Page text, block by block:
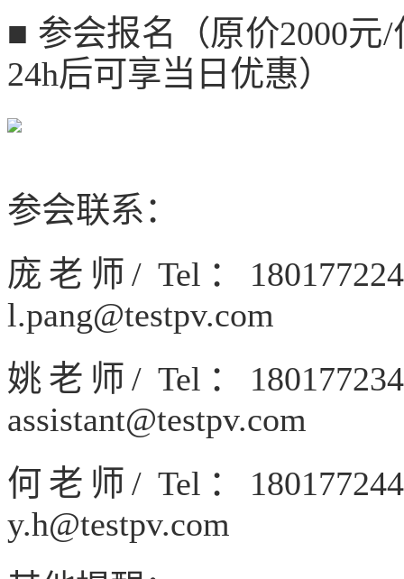
■ 参会报名（原价2000元
24h后可享当日优惠）
参会联系：
庞老师/ Tel：
l.pang@testpv.com
姚老师/ Tel：
assistant@testpv.com
何老师/ Tel：
y.h@testpv.com